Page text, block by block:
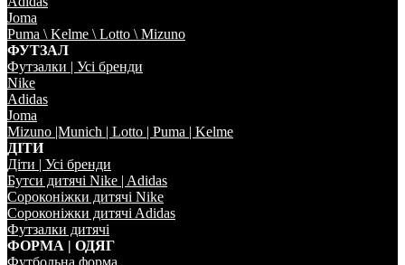
Joma
Puma \ Kelme \ Lotto \ Mizuno
ФУТЗАЛ
Футзалки | Усi бренди
Nike
Adidas
Joma
Mizuno |Munich | Lotto | Puma | Kelme
ДIТИ
Дiти | Усi бренди
Бутси дитячi Nike | Adidas
Сороконiжки дитячi Nike
Сороконiжки дитячi Adidas
Футзалки дитячi
ФОРМА | ОДЯГ
Футбольна форма